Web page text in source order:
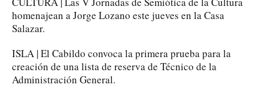
homenajean a Jorge Lozano este jueves en la Casa
Salazar.
ISLA | El Cabildo convoca la primera prueba para la
creación de una lista de reserva de Técnico de la
Administración General.